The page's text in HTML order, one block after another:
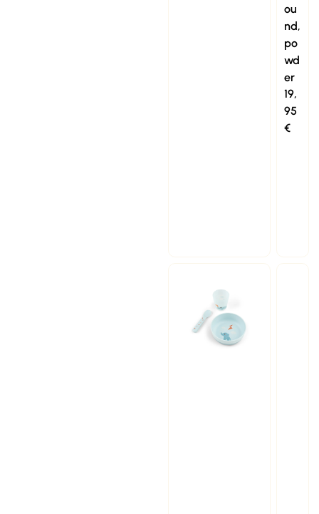
ou
nd,
po
wd
er
19,
95
€